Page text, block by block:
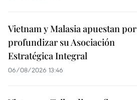
Vietnam y Malasia apuestan por
profundizar su Asociación
Estratégica Integral
06/08/2026 13:46